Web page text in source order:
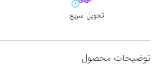
تحویل سریع
توضیحات محصول